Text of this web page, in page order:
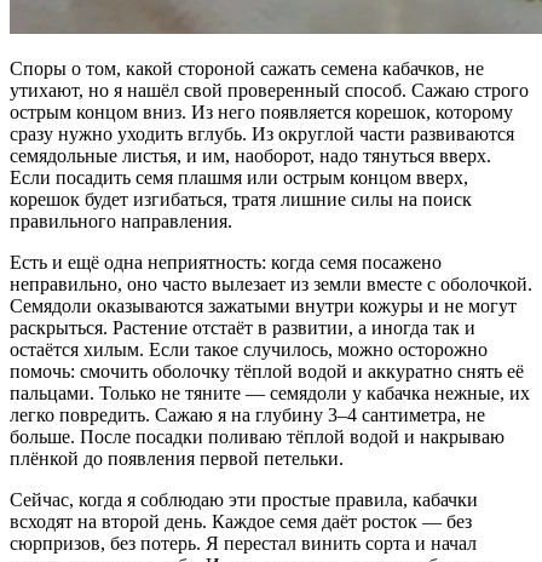
Споры о том, какой стороной сажать семена кабачков, не
утихают, но я нашёл свой проверенный способ. Сажаю строго
острым концом вниз. Из него появляется корешок, которому
сразу нужно уходить вглубь. Из округлой части развиваются
семядольные листья, и им, наоборот, надо тянуться вверх.
Если посадить семя плашмя или острым концом вверх,
корешок будет изгибаться, тратя лишние силы на поиск
правильного направления.
Есть и ещё одна неприятность: когда семя посажено
неправильно, оно часто вылезает из земли вместе с оболочкой.
Семядоли оказываются зажатыми внутри кожуры и не могут
раскрыться. Растение отстаёт в развитии, а иногда так и
остаётся хилым. Если такое случилось, можно осторожно
помочь: смочить оболочку тёплой водой и аккуратно снять её
пальцами. Только не тяните — семядоли у кабачка нежные, их
легко повредить. Сажаю я на глубину 3–4 сантиметра, не
больше. После посадки поливаю тёплой водой и накрываю
плёнкой до появления первой петельки.
Сейчас, когда я соблюдаю эти простые правила, кабачки
всходят на второй день. Каждое семя даёт росток — без
сюрпризов, без потерь. Я перестал винить сорта и начал